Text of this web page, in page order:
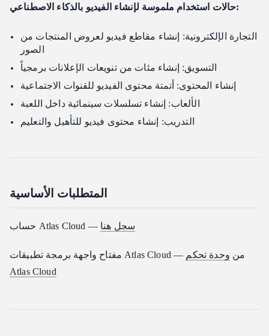
حالات استخدام ملموسة لإنشاء الفيديو بالذكاء الاصطناعي:
التجارة الإلكترونية: إنشاء مقاطع فيديو لعروض المنتجات من
الصور
التسويق: إنشاء مئات من تنويعات الإعلانات برمجياً
إنشاء المحتوى: أتمتة محتوى الفيديو للقنوات الاجتماعية
الألعاب: إنشاء تسلسلات سينمائية داخل اللعبة
التدريب: إنشاء محتوى فيديو للتأهيل والتعليم
المتطلبات الأساسية
حساب Atlas Cloud — سجل هنا
مفتاح واجهة برمجة تطبيقات Atlas Cloud — من وحدة تحكم
Atlas Cloud